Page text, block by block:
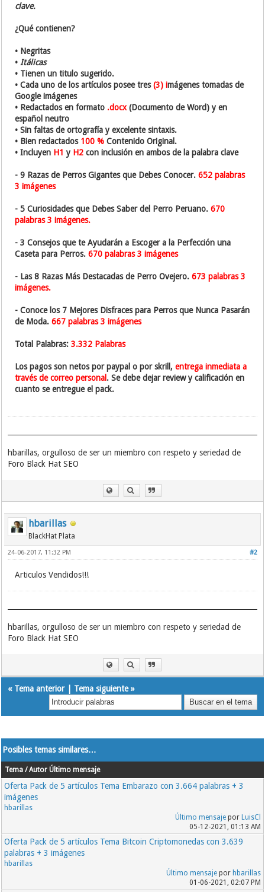
clave.
¿Qué contienen?
• Negritas
• Itálicas
• Tienen un titulo sugerido.
• Cada uno de los artículos posee tres(3) imágenes tomadas de
Google imágenes
• Redactados en formato .docx(Documento de Word) y en
español neutro
• Sin faltas de ortografía y excelente sintaxis.
• Bien redactados 100 % Contenido Original.
• Incluyen H1y H2 con inclusión en ambos de la palabra clave
- 9 Razas de Perros Gigantes que Debes Conocer.652 palabras
3 imágenes
- 5 Curiosidades que Debes Saber del Perro Peruano.670
palabras 3 imágenes.
- 3 Consejos que te Ayudarán a Escoger a la Perfección una
Caseta para Perros.670 palabras 3 imágenes
- Las 8 Razas Más Destacadas de Perro Ovejero.673 palabras 3
imágenes.
- Conoce los 7 Mejores Disfraces para Perros que Nunca Pasarán
de Moda.667 palabras 3 imágenes
Total Palabras:3.332 Palabras
Los pagos son netos por paypal o por skrill,entrega inmediata a
través de correo personal . Se debe dejar review y calificación en
cuanto se entregue el pack.
hbarillas, orgulloso de ser un miembro con respeto y seriedad de
Foro Black Hat SEO
hbarillas
BlackHat Plata
#2
24-06-2017, 11:32 PM
Articulos Vendidos!!!
hbarillas, orgulloso de ser un miembro con respeto y seriedad de
Foro Black Hat SEO
« Tema anterior| Tema siguiente»
Posibles temas similares…
Tema / Autor Último mensaje
Oferta Pack de 5 artículos Tema Embarazo con 3.664 palabras + 3
imágenes
hbarillas
Último mensajepor LuisCl
05-12-2021, 01:13 AM
Oferta Pack de 5 artículos Tema Bitcoin Criptomonedas con 3.639
palabras + 3 imágenes
hbarillas
Último mensajepor hbarillas
01-06-2021, 02:07 PM